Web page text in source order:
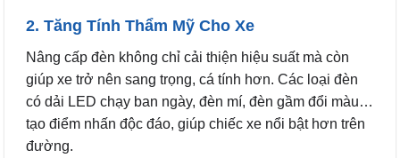
2. Tăng Tính Thẩm Mỹ Cho Xe
Nâng cấp đèn không chỉ cải thiện hiệu suất mà còn
giúp xe trở nên sang trọng, cá tính hơn. Các loại đèn
có dải LED chạy ban ngày, đèn mí, đèn gầm đổi màu…
tạo điểm nhấn độc đáo, giúp chiếc xe nổi bật hơn trên
đường.